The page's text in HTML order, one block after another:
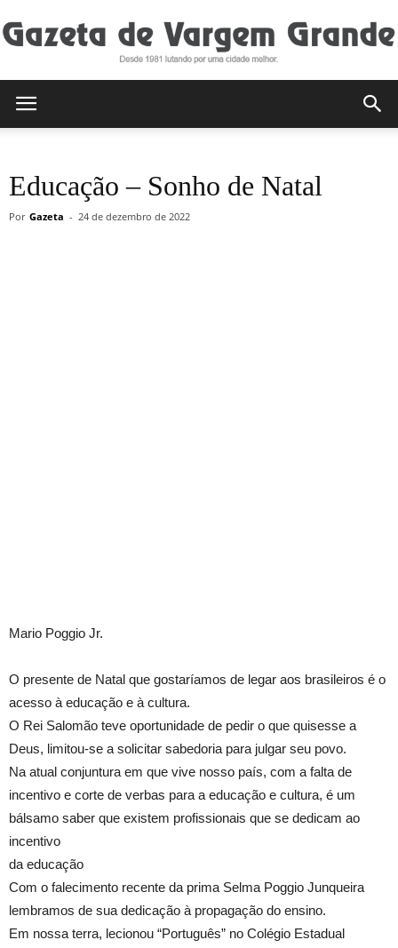
de
Educação – Sonho de Natal
Por Gazeta - 24 de dezembro de 2022
Mario Poggio Jr.
O presente de Natal que gostaríamos de legar aos brasileiros é o
acesso à educação e à cultura.
O Rei Salomão teve oportunidade de pedir o que quisesse a
Deus, limitou-se a solicitar sabedoria para julgar seu povo.
Na atual conjuntura em que vive nosso país, com a falta de
incentivo e corte de verbas para a educação e cultura, é um
bálsamo saber que existem profissionais que se dedicam ao
incentivo
da educação
Com o falecimento recente da prima Selma Poggio Junqueira
lembramos de sua dedicação à propagação do ensino.
Em nossa terra, lecionou “Português” no Colégio Estadual